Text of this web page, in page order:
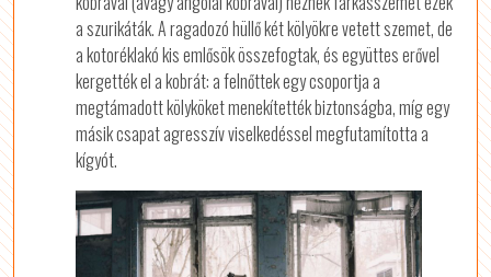
a szurikáták. A ragadozó hüllő két kölyökre vetett szemet, de
a kotoréklakó kis emlősök összefogtak, és együttes erővel
kergették el a kobrát: a felnőttek egy csoportja a
megtámadott kölyköket menekítették biztonságba, míg egy
másik csapat agresszív viselkedéssel megfutamította a
kígyót.